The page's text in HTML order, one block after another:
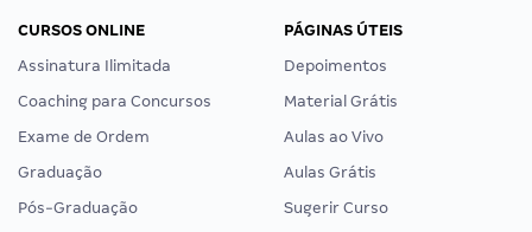
CURSOS ONLINE
Assinatura Ilimitada
Coaching para Concursos
Exame de Ordem
Graduação
Pós-Graduação
PÁGINAS ÚTEIS
Depoimentos
Material Grátis
Aulas ao Vivo
Aulas Grátis
Sugerir Curso